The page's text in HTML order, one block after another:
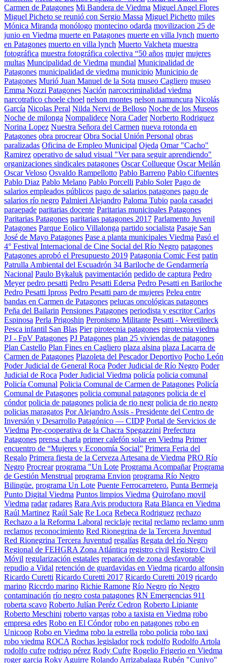
Carmen de Patagones Mi Bandera de Viedma Miguel Angel Flores
Miguel Picheto se reunió con Sergio Massa Miguel Pichetto miles
Mónica Miranda monólogo montecino odarda movilizacion 25 de
junio en Viedma muerte en Patagones muerte en villa lynch muerto
en Patagones muerto en villa lynch Muerto Valcheta muestra
fotográfica muestra fotográfica colectiva “50 años mujer mujeres
multas Muncipalidad de Viedma mundial Municipalidad de
Patagones municipalidad de viedma municipio Municipio de
Patagones Murió Juan Manuel de la Sota museo Cagliero museo
Emma Nozzi Patagones Nación narcocriminalidad viedma
narcotrafico choele choel nelson montes nelson namuncura Nicolás
García Nicolas Peral Nilda Nervi de Belloso Noche de los Museos
Noche de milonga Nompalidece Nora Cader Norberto Rodriguez
Norina Lopez Nuestra Señora del Carmen nueva rotonda en
Patagones obra procrear Obra Social Unión Personal obras
paralizadas Oficina de Empleo Municipal Ojeda Omar "Cacho"
Ramirez operativo de salud visual "Ver para seguir aprendiendo"
organizaciones sindicales patagones Oscar Collueque Oscar Meilán
Oscar Veloso Osvaldo Rampellotto Pablo Barreno Pablo Cifuentes
Pablo Diaz Pablo Melano Pablo Porcelli Pablo Soler Pago de
salarios empleados públicos pago de salarios patagones pago de
salarios río negro Palmieri Alejandro Paloma Tubio paola casadei
paraepade paritarias docente Paritarias municipales Patagones
Paritarias Patagones paritarias patagones 2017 Parlamento Juvenil
Patagones Parque Eolico Villalonga partido socialista Pasaje San
José de Mayo Patagones Pase a planta municipales Viedma Pasó el
4° Festival Internacional de Cine Social del Río Negro patagones
Patagones aprobó el Presupuesto 2019 Patagonia Comic Fest patin
Patrulla Ambiental del Escuadrón 34 Bariloche de Gendarmería
Nacional Paulo Bykaluk pavimentación pedido de captura Pedro
Meyer pedro pesatti Pedro Pesatti Edersa Pedro Pesatti en Bariloche
Pedro Pesatti Ipross Pedro Pesatti paro de mujeres Pelea entre
bandas en Carmen de Patagones pelucas oncológicas patagones
Peña del Bailarin Pensiones Patagones periodista y escritor Carlos
Espinosa Perla Prigoshin Peronismo Militante Pesatti - Weretilneck
Pesca infantil San Blas Pier pirotecnia patagones pirotecnia viedma
PJ - FpV Patagones PJ Patagones plan 25 viviendas de patagones
Plan Castello Plan Fines en Cagliero plaza alsina plaza Lacarra de
Carmen de Patagones Plazoleta del Pescador Deportivo Pocho León
Poder Judicial de General Roca Poder Judicial de Río Negro Poder
Judicial de Roca Poder Judicial Viedma policía policia comunal
Policía Comunal Policia Comunal de Carmen de Patagones Policía
Comunal de Patagones policia comunal patagones policia de el
cóndor policia de patagones policia de rio negr policia de rio negro
policias maragatos Por Alejandro Assis - Presidente del Centro de
Inversión y Desarrollo Patagónico — CIDP Portal de Servicios de
Viedma Pre-cooperativa de la Chacra Spegazzini Prefectura
Patagones prensa charla primer calefón solar en Viedma Primer
encuentro de “Mujeres y Economía Social” Primera Feria del
Regalo Primera fiesta de la Cerveza Artesana de Viedma PRO Río
Negro Procrear programa "Un Lote Programa Acompañar Programa
de Gestión Menstrual programa Envion programa Río Negro
Bilingüe. programa Un Lote Puente Ferrocarretero. Punta Bermeja
Punto Digital Viedma Puntos limpios Viedma Quirofano movil
Viedma radar radares Rara Avis productora Rata Blanca en Viedma
Raúl Martinez Raúl Sale Re Loca Rebeca Rodriguez rechazo
Rechazo a la Reforma Laboral reciclaje recital reclamo reclamo unrn
reclamos reconocimiento Red Rionegrina de la Tercera Juventud
Red Rionegrina Tercera Juventud regalías Regata del río Negro
Regional de FEHGRA Zona Atlántica registro civil Registro Civil
Móvil regularización estatales reparación de zona desfavorable
repudio a Vidal retención de guardavidas en Viedma ricardo alfonsin
Ricardo Curetti Ricardo Curetti 2017 Ricardo Curetti 2019 ricardo
marino Riccrdo marino Richie Ramone Río Negro río Negro
contaminación río negro costa patagones RN Emergencias 911
roberta scavo Roberto Julían Peréz Cedron Roberto Lipiante
Roberto Meschini roberto vargas robo a taxista en Viedma robo
empresa edes Robo en El Cóndor robo en patagones robo en
Unicoop Robo en Viedma robo la estrella robo policia robo taxi
robo viedma ROCA Rochas legislador rock rodolfo Rodolfo Artola
rodolfo cufre rodrigo pérez Rody Cufre Rogelio Frigerio en Viedma
roger garcia Roky Aguirre Rolando Arrizabalaga Rubén "Cuniyo"